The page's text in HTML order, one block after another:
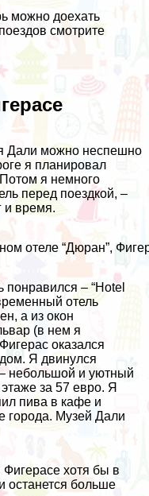
можно доехать
смотрите
Дали можно неспешно
я планировал
Потом я немного
перед поездкой, –
и время.
отеле “Дюран”,
понравился – “Hotel
отель
а из окон
(в нем я
оказался
Я двинулся
небольшой и уютный
за 57 евро. Я
пива в кафе и
города. Музей Дали
хотя бы в
останется больше